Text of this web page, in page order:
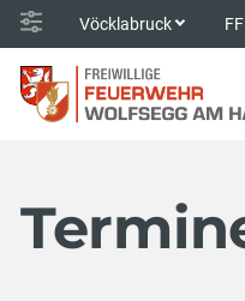
Vöcklabruck